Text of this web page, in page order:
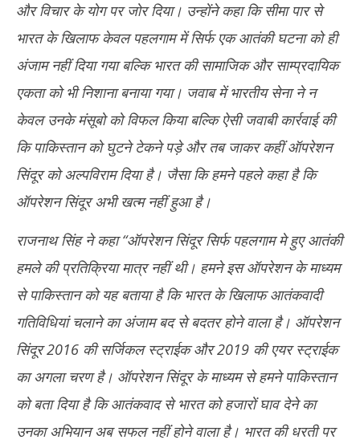
अंतर्राष्ट्रीय योग दिवस: रक्षा मंत्री ने सैनिकों को बताए योग के फायदे, कहा- ‘समाज
और विचार के स्तर पर भी योग करें’
June
21,
2025
और विचार के योग पर जोर दिया। उन्होंने कहा कि सीमा पार से
भारत के खिलाफ केवल पहलगाम में सिर्फ एक आतंकी घटना को ही
अंजाम नहीं दिया गया बल्कि भारत की सामाजिक और साम्प्रदायिक
एकता को भी निशाना बनाया गया। जवाब में भारतीय सेना ने न
केवल उनके मंसूबो को विफल किया बल्कि ऐसी जवाबी कार्रवाई की
कि पाकिस्तान को घुटने टेकने पड़े और तब जाकर कहीं ऑपरेशन
सिंदूर को अल्पविराम दिया है। जैसा कि हमने पहले कहा है कि
ऑपरेशन सिंदूर अभी खत्म नहीं हुआ है।
राजनाथ सिंह ने कहा “ऑपरेशन सिंदूर सिर्फ पहलगाम मे हुए आतंकी
हमले की प्रतिक्रिया मात्र नहीं थी। हमने इस ऑपरेशन के माध्यम
से पाकिस्तान को यह बताया है कि भारत के खिलाफ आतंकवादी
गतिविधियां चलाने का अंजाम बद से बदतर होने वाला है। ऑपरेशन
सिंदूर 2016 की सर्जिकल स्ट्राईक और 2019 की एयर स्ट्राईक
का अगला चरण है। ऑपरेशन सिंदूर के माध्यम से हमने पाकिस्तान
को बता दिया है कि आतंकवाद से भारत को हजारों घाव देने का
उनका अभियान अब सफल नहीं होने वाला है। भारत की धरती पर